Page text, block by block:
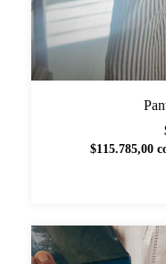
$115.785,00